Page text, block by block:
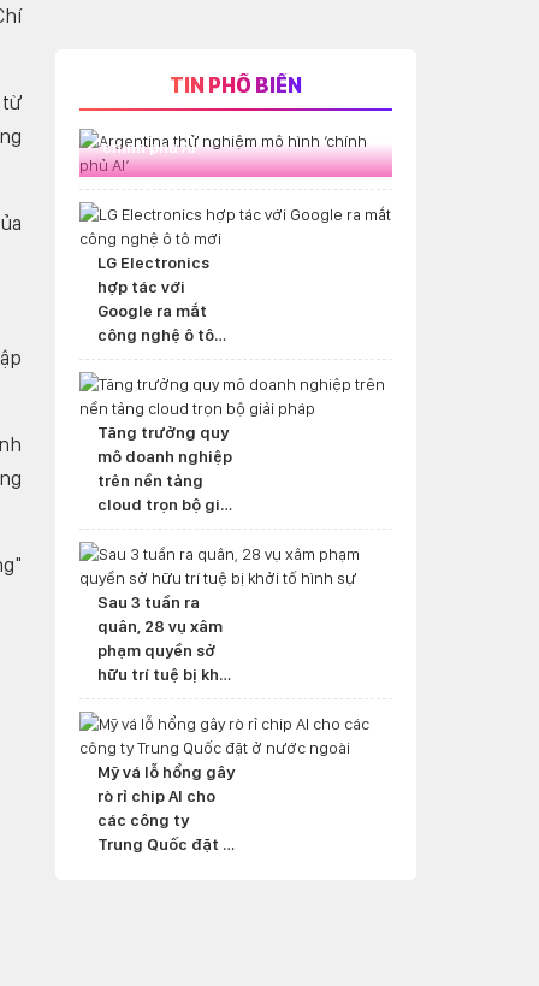
từ
TIN PHỔ BIẾN
‘chính phủ AI’
LG Electronics
hợp tác với
Google ra mắt
công nghệ ô tô
mới
Tăng trưởng quy
mô doanh nghiệp
trên nền tảng
cloud trọn bộ giải
pháp
Sau 3 tuần ra
quân, 28 vụ xâm
phạm quyền sở
hữu trí tuệ bị khởi
tố hình sự
Mỹ vá lỗ hổng gây
rò rỉ chip AI cho
các công ty
Trung Quốc đặt ở